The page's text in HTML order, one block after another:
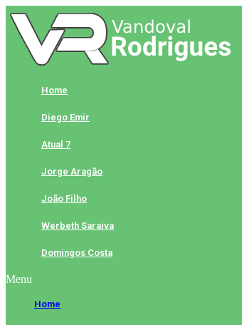
Skip
to
content
Home
Diego Emir
Atual 7
Jorge Aragão
João Filho
Werbeth Saraiva
Domingos Costa
Menu
Home